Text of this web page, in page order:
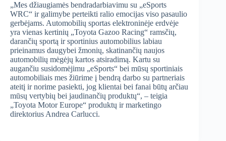
„Mes džiaugiamės bendradarbiavimu su „eSports
WRC“ ir galimybe perteikti ralio emocijas viso pasaulio
gerbėjams. Automobilių sportas elektroninėje erdvėje
yra vienas kertinių „Toyota Gazoo Racing“ ramsčių,
darančių sportą ir sportinius automobilius labiau
prieinamus daugybei žmonių, skatinančių naujos
automobilių mėgėjų kartos atsiradimą. Kartu su
augančiu susidomėjimu „eSports“ bei mūsų sportiniais
automobiliais mes žiūrime į bendrą darbo su partneriais
ateitį ir norime pasiekti, jog klientai bei fanai būtų arčiau
mūsų vertybių bei jaudinančių produktų“, – teigia
„Toyota Motor Europe“ produktų ir marketingo
direktorius Andrea Carlucci.